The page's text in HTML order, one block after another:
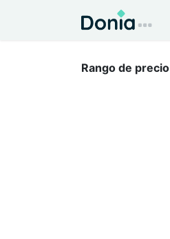
Rango de precio